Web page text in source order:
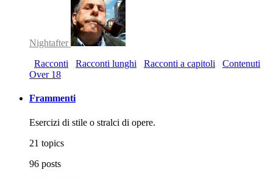
Nightafter
Racconti
Racconti lunghi Racconti a capitoli
Contenuti
Over 18
Frammenti
Esercizi di stile o stralci di opere.
21 topics
96 posts